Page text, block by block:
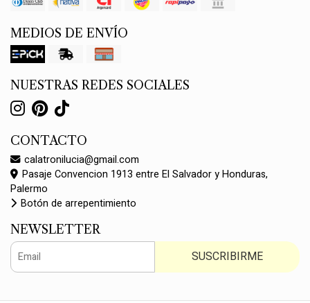
MEDIOS DE ENVÍO
NUESTRAS REDES SOCIALES
CONTACTO
calatronilucia@gmail.com
Pasaje Convencion 1913 entre El Salvador y Honduras,
Palermo
Botón de arrepentimiento
NEWSLETTER
SUSCRIBIRME